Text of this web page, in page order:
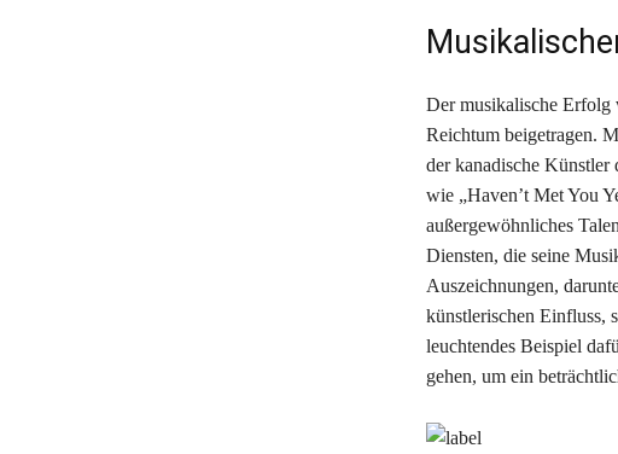
Der musikalische Erfolg
Reichtum beigetragen.
der kanadische Künstler
wie „Haven’t Met You
außergewöhnliches
Diensten, die seine
Auszeichnungen,
künstlerischen Einfluss,
leuchtendes Beispiel
gehen, um ein